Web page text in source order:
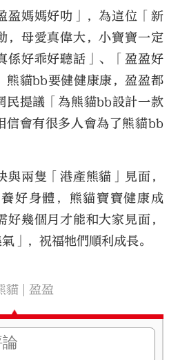
盈媽媽好叻」，為這位「新
，母愛真偉大，小寶寶一定
係好乖好聽話」、「盈盈好
熊貓bb要健健康康，盈盈都
民提議「為熊貓bb設計一款
信會有很多人會為了熊貓bb
兩隻「港產熊貓」見面，
好身體，熊貓寶寶健康成
幾個月才能和大家見面，
」，祝福牠們順利成長。
貓 盈盈